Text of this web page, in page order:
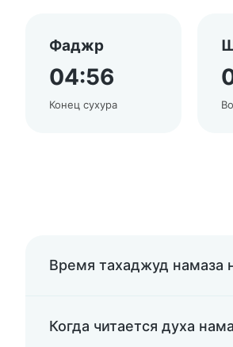
Фаджр
04:56
Конец сухура
Время тахаджуд намаза
Когда читается духа